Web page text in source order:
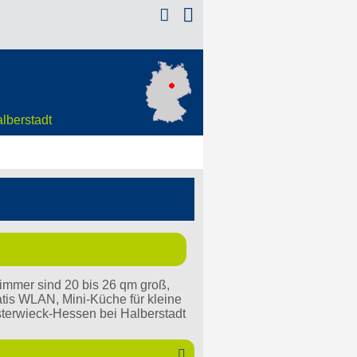

sind 20 bis 26 qm groß,
WLAN, Mini-Küche für kleine
Hessen bei Halberstadt
